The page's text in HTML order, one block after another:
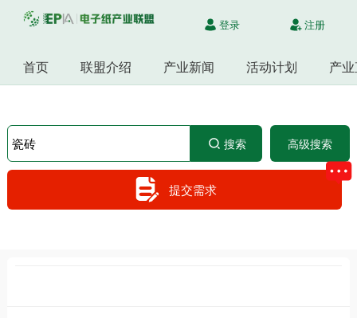
登录 注册
首页 联盟介绍 产业新闻 活动计划 产
搜索 高级搜索
提交需求